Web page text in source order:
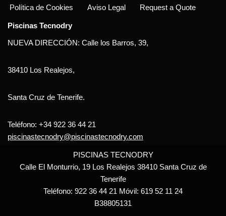
Política de Cookies
Aviso Legal Request a Quote
Piscinas Tecnodry
NUEVA DIRECCIÓN: Calle los Barros, 39,
38410 Los Realejos,
Santa Cruz de Tenerife.
Teléfono: +34 922 36 44 21
piscinastecnodry@piscinastecnodry.com
PISCINAS TECNODRY
Calle El Monturrio, 19 Los Realejos 38410 Santa Cruz de
Tenerife
Teléfono: 922 36 44 21 Móvil: 619 52 11 24
B38805131